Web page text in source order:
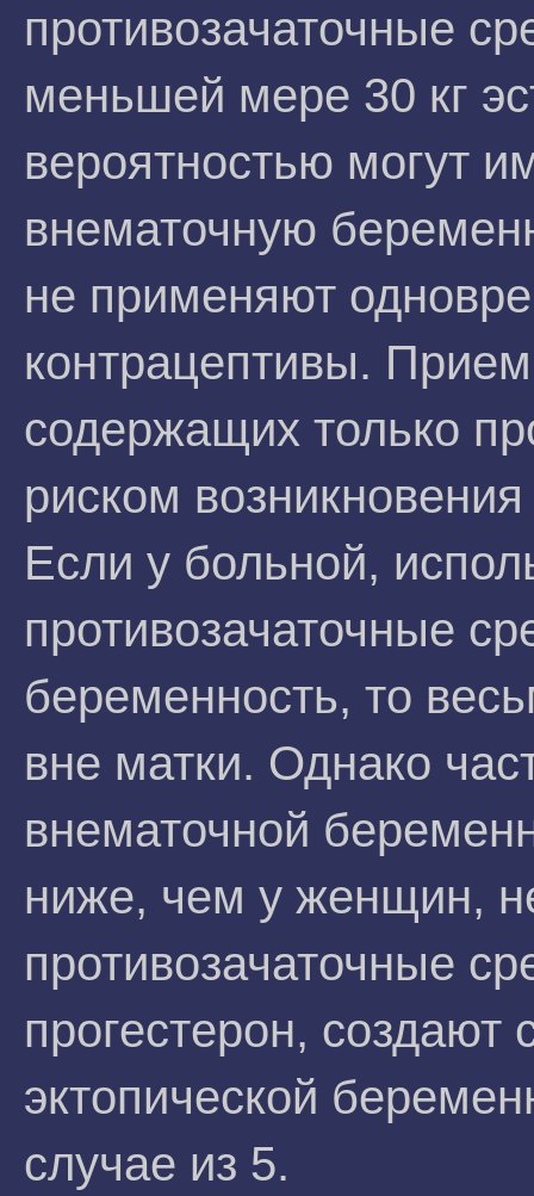
противозачаточные
меньшей мере 30 кг
вероятностью могут
внематочную
не применяют
контрацептивы.
содержащих только
риском
Если у больной,
противозачаточные
беременность, то
вне матки. Однако
внематочной
ниже, чем у женщин,
противозачаточные
прогестерон,
эктопической
случае из 5.